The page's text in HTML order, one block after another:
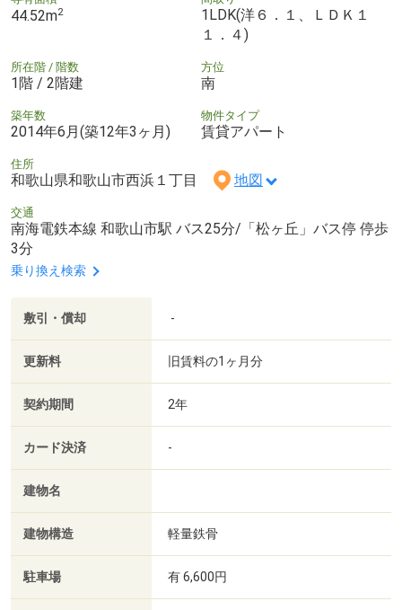
44.52m2
1LDK(洋６．１、ＬＤＫ１
１．４)
所在階 / 階数
1階 / 2階建
方位
南
築年数
2014年6月(築12年3ヶ月)
物件タイプ
賃貸アパート
住所
和歌山県和歌山市西浜１丁目 地図
交通
南海電鉄本線 和歌山市駅 バス25分/「松ヶ丘」バス停 停歩
3分
乗り換え検索
敷引・償却 -
更新料 旧賃料の1ヶ月分
契約期間 2年
カード決済 -
建物名
建物構造 軽量鉄骨
駐車場 有 6,600円